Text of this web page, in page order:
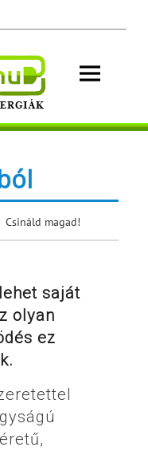
energiák.
Csináld magad!
saját
olyan
ez